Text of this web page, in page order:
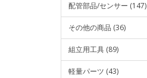
配管部品/センサー (147)
その他の商品 (36)
組立用工具 (89)
軽量パーツ (43)